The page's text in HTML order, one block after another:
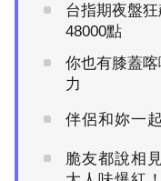
台指期夜盤
48000點
你也有膝蓋
力
伴侶和妳一
脆友都說相